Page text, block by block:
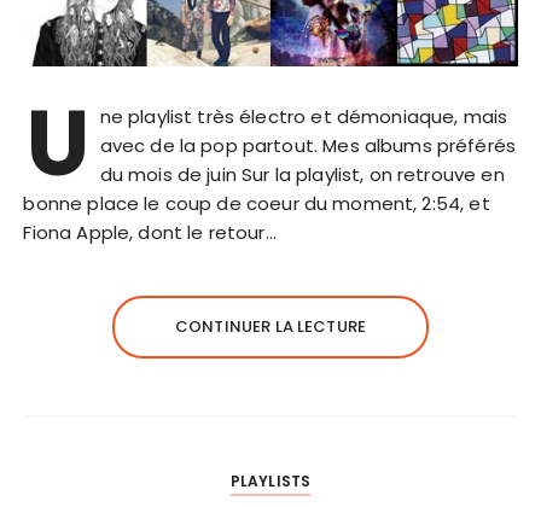
U
ne playlist très électro et démoniaque, mais
avec de la pop partout. Mes albums préférés
du mois de juin Sur la playlist, on retrouve en
bonne place le coup de coeur du moment, 2:54, et
Fiona Apple, dont le retour…
CONTINUER LA LECTURE
PLAYLISTS